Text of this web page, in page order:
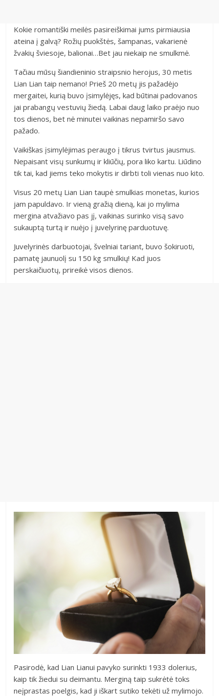
Kokie romantiški meilės pasireiškimai jums pirmiausia
ateina į galvą? Rožių puokštės, šampanas, vakarienė
žvakių šviesoje, balionai…Bet jau niekaip ne smulkmė.
Tačiau mūsų šiandieninio straipsnio herojus, 30 metis
Lian Lian taip nemano! Prieš 20 metų jis pažadėjo
mergaitei, kurią buvo įsimylėjęs, kad būtinai padovanos
jai prabangų vestuvių žiedą. Labai daug laiko praėjo nuo
tos dienos, bet nė minutei vaikinas nepamiršo savo
pažado.
Vaikiškas įsimylėjimas peraugo į tikrus tvirtus jausmus.
Nepaisant visų sunkumų ir kliūčių, pora liko kartu. Liūdino
tik tai, kad jiems teko mokytis ir dirbti toli vienas nuo kito.
Visus 20 metų Lian Lian taupė smulkias monetas, kurios
jam papuldavo. Ir vieną gražią dieną, kai jo mylima
mergina atvažiavo pas jį, vaikinas surinko visą savo
sukauptą turtą ir nuėjo į juvelyrinę parduotuvę.
Juvelyrinės darbuotojai, švelniai tariant, buvo šokiruoti,
pamatę jaunuolį su 150 kg smulkių! Kad juos
perskaičiuotų, prireikė visos dienos.
Pasirodė, kad Lian Lianui pavyko surinkti 1933 dolerius,
kaip tik žiedui su deimantu. Merginą taip sukrėtė toks
neįprastas poelgis, kad ji iškart sutiko tekėti už mylimojo.